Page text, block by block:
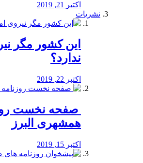
اکتبر 21, 2019
نشریات
این کشور مگر
ندارد؟
اکتبر 22, 2019
صفحه نخست
همشهری البرز
اکتبر 15, 2019